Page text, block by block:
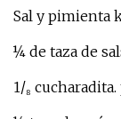
Sal y pimienta
¼ de taza de
1/₈